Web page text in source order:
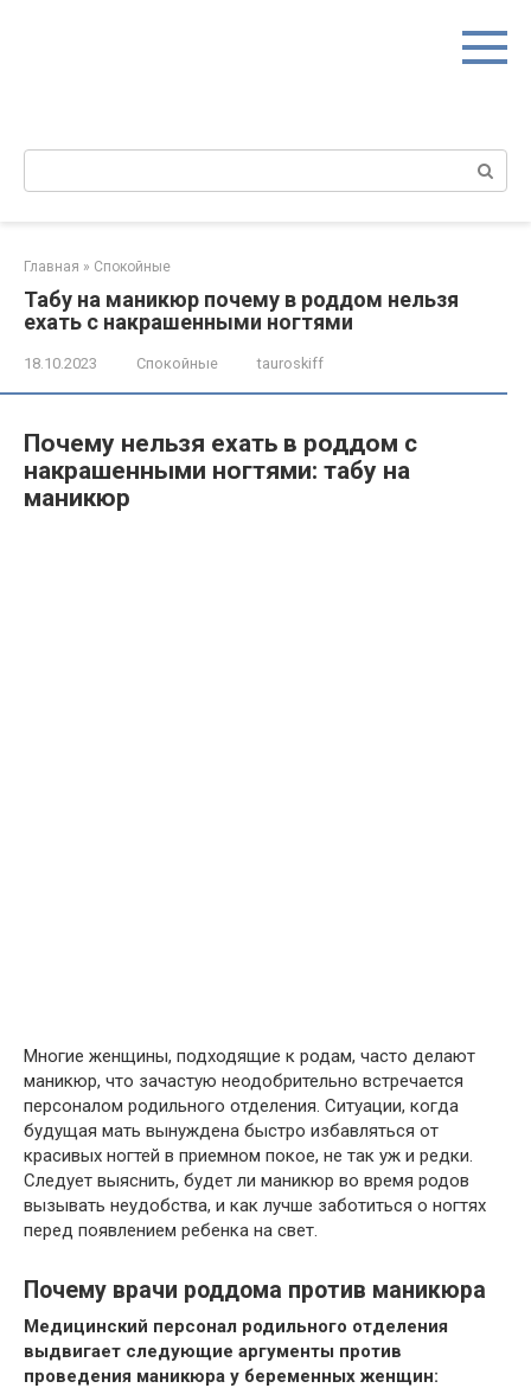
Поиск:
Главная » Спокойные
Табу на маникюр почему в роддом нельзя
ехать с накрашенными ногтями
18.10.2023 Спокойные tauroskiff
Почему нельзя ехать в роддом с
накрашенными ногтями: табу на
маникюр
Многие женщины, подходящие к родам, часто делают
маникюр, что зачастую неодобрительно встречается
персоналом родильного отделения. Ситуации, когда
будущая мать вынуждена быстро избавляться от
красивых ногтей в приемном покое, не так уж и редки.
Следует выяснить, будет ли маникюр во время родов
вызывать неудобства, и как лучше заботиться о ногтях
перед появлением ребенка на свет.
Почему врачи роддома против маникюра
Медицинский персонал родильного отделения
выдвигает следующие аргументы против
проведения маникюра у беременных женщин: